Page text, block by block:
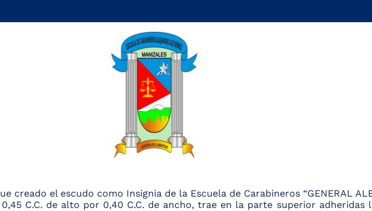
creado el escudo como Insignia de la Escuela de Carabineros “GENERAL
C.C. de alto por 0,40 C.C. de ancho, trae en la parte superior adheridas